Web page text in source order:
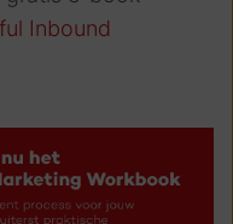
Inbound